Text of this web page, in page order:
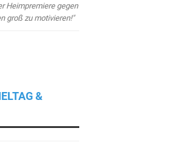
Heimpremiere gegen
groß zu motivieren!"
&